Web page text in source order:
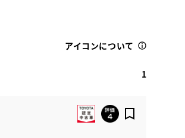
アイコンについて
1